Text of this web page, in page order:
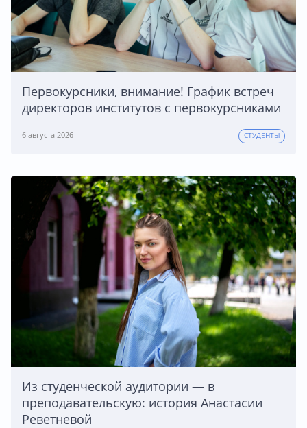
Первокурсники, внимание! График встреч
директоров институтов с первокурсниками
6 августа 2026 СТУДЕНТЫ
Из студенческой аудитории — в
преподавательскую: история Анастасии
Реветневой